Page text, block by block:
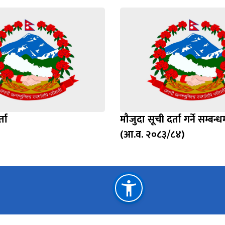
मौजुदा सूची दर्ता गर्ने
(आ.व. २०८३/८४)